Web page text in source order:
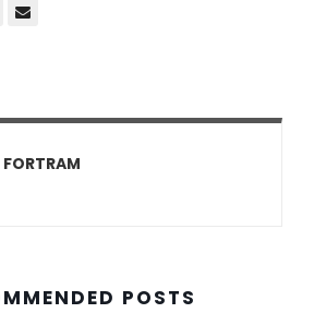
FORTRAM
POSTS